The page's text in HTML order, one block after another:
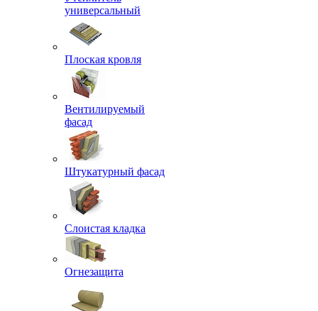
универсальный
Плоская кровля
Вентилируемый
фасад
Штукатурный фасад
Слоистая кладка
Огнезащита